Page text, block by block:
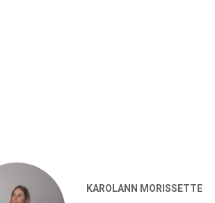
KAROLANN MORISSETTE